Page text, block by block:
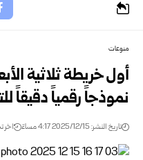
منوعات
أول خريطة ثلاثية
نموذجاً رقمياً دقيقاً
تاريخ النشر: 2025/12/15 4:17 مساءً اخر تحديث: